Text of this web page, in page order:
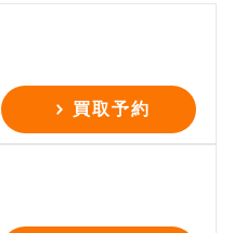
買取予約